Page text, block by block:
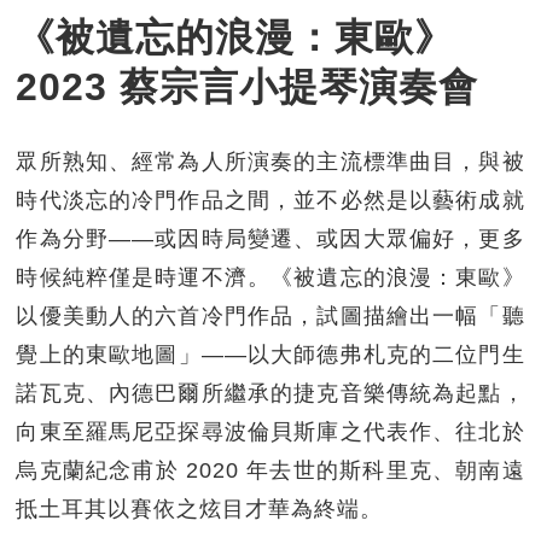
《被遺忘的浪漫：東歐》
2023 蔡宗言小提琴演奏會
眾所熟知、經常為人所演奏的主流標準曲目，與被
時代淡忘的冷門作品之間，並不必然是以藝術成就
作為分野——或因時局變遷、或因大眾偏好，更多
時候純粹僅是時運不濟。《被遺忘的浪漫：東歐》
以優美動人的六首冷門作品，試圖描繪出一幅「聽
覺上的東歐地圖」——以大師德弗札克的二位門生
諾瓦克、內德巴爾所繼承的捷克音樂傳統為起點，
向東至羅馬尼亞探尋波倫貝斯庫之代表作、往北於
烏克蘭紀念甫於 2020 年去世的斯科里克、朝南遠
抵土耳其以賽依之炫目才華為終端。